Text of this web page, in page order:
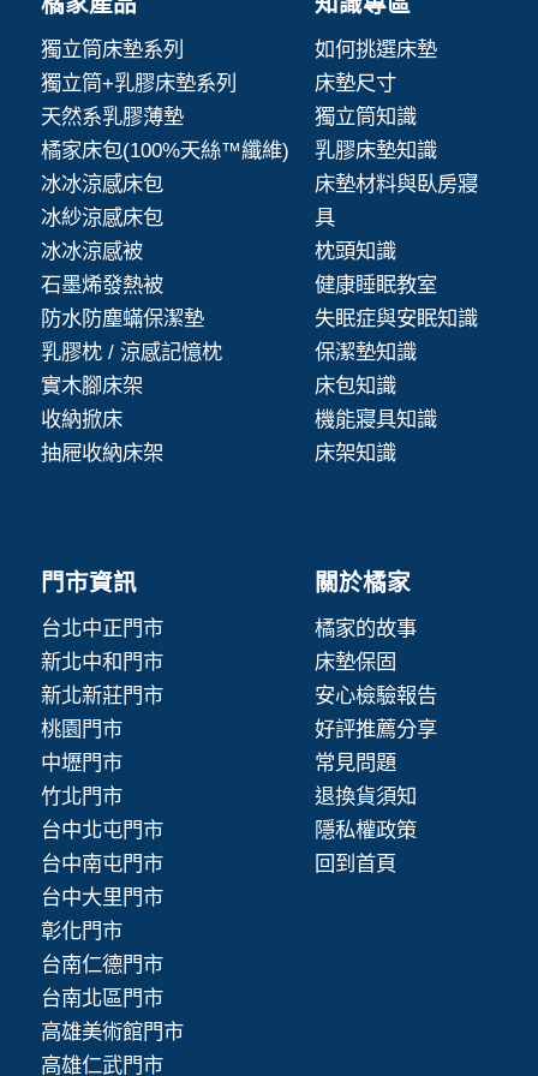
獨立筒床墊系列
獨立筒+乳膠床墊系列
天然系乳膠薄墊
橘家床包(100%天絲™纖維)
冰冰涼感床包
冰紗涼感床包
冰冰涼感被
石墨烯發熱被
防水防塵蟎保潔墊
乳膠枕 / 涼感記憶枕
實木腳床架
收納掀床
抽屜收納床架
如何挑選床墊
床墊尺寸
獨立筒知識
乳膠床墊知識
床墊材料與臥房寢
具
枕頭知識
健康睡眠教室
失眠症與安眠知識
保潔墊知識
床包知識
機能寢具知識
床架知識
門市資訊
台北中正門市
新北中和門市
新北新莊門市
桃園門市
中壢門市
竹北門市
台中北屯門市
台中南屯門市
台中大里門市
彰化門市
台南仁德門市
台南北區門市
高雄美術館門市
高雄仁武門市
關於橘家
橘家的故事
床墊保固
安心檢驗報告
好評推薦分享
常見問題
退換貨須知
隱私權政策
回到首頁